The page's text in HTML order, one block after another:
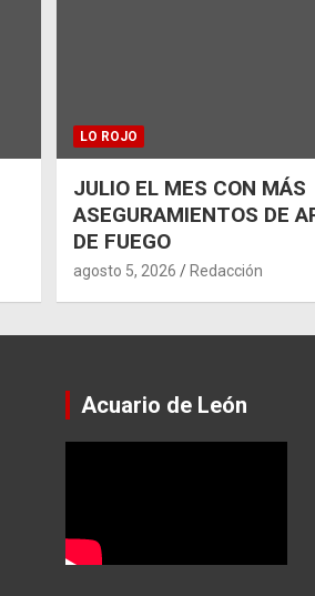
LO ROJO
JULIO EL MES CON MÁS
ASEGURAMIENTOS DE
DE FUEGO
agosto 5, 2026 Redacción
Acuario de León